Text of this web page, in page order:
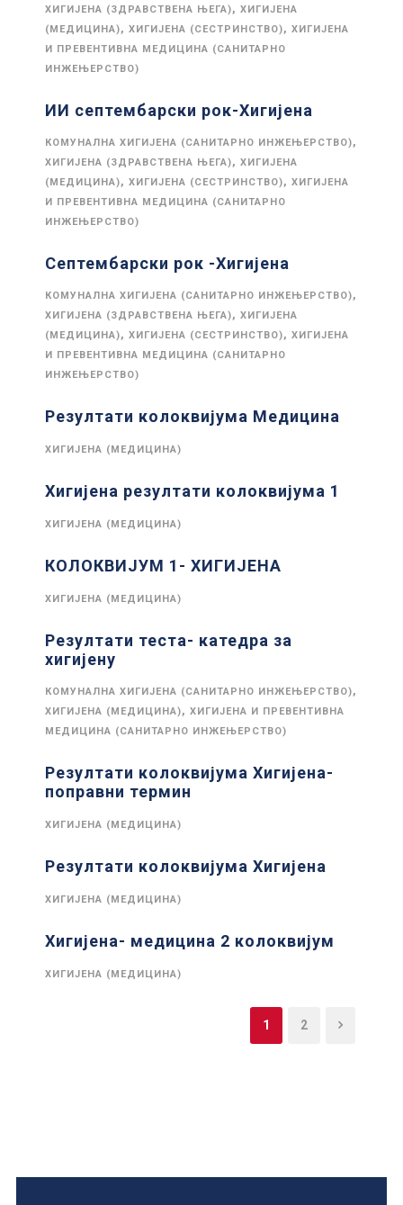
ХИГИЈЕНА (ЗДРАВСТВЕНА ЊЕГА), ХИГИЈЕНА
(МЕДИЦИНА), ХИГИЈЕНА (СЕСТРИНСТВО), ХИГИЈЕНА
И ПРЕВЕНТИВНА МЕДИЦИНА (САНИТАРНО
ИНЖЕЊЕРСТВО)
ИИ септембарски рок-Хигијена
КОМУНАЛНА ХИГИЈЕНА (САНИТАРНО ИНЖЕЊЕРСТВО),
ХИГИЈЕНА (ЗДРАВСТВЕНА ЊЕГА), ХИГИЈЕНА
(МЕДИЦИНА), ХИГИЈЕНА (СЕСТРИНСТВО), ХИГИЈЕНА
И ПРЕВЕНТИВНА МЕДИЦИНА (САНИТАРНО
ИНЖЕЊЕРСТВО)
Септембарски рок -Хигијена
КОМУНАЛНА ХИГИЈЕНА (САНИТАРНО ИНЖЕЊЕРСТВО),
ХИГИЈЕНА (ЗДРАВСТВЕНА ЊЕГА), ХИГИЈЕНА
(МЕДИЦИНА), ХИГИЈЕНА (СЕСТРИНСТВО), ХИГИЈЕНА
И ПРЕВЕНТИВНА МЕДИЦИНА (САНИТАРНО
ИНЖЕЊЕРСТВО)
Резултати колоквијума Медицина
ХИГИЈЕНА (МЕДИЦИНА)
Хигијена резултати колоквијума 1
ХИГИЈЕНА (МЕДИЦИНА)
КОЛОКВИЈУМ 1- ХИГИЈЕНА
ХИГИЈЕНА (МЕДИЦИНА)
Резултати теста- катедра за
хигијену
КОМУНАЛНА ХИГИЈЕНА (САНИТАРНО ИНЖЕЊЕРСТВО),
ХИГИЈЕНА (МЕДИЦИНА), ХИГИЈЕНА И ПРЕВЕНТИВНА
МЕДИЦИНА (САНИТАРНО ИНЖЕЊЕРСТВО)
Резултати колоквијума Хигијена-
поправни термин
ХИГИЈЕНА (МЕДИЦИНА)
Резултати колоквијума Хигијена
ХИГИЈЕНА (МЕДИЦИНА)
Хигијена- медицина 2 колоквијум
ХИГИЈЕНА (МЕДИЦИНА)
1 2